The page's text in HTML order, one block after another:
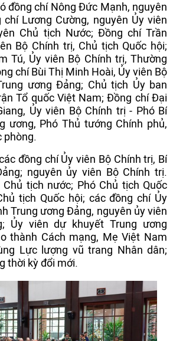
đồng chí Nông Đức Mạnh, nguyên
Lương Cường, nguyên Ủy viên
Chủ tịch Nước; Đồng chí Trần
Bộ Chính trị, Chủ tịch Quốc hội;
Tú, Ủy viên Bộ Chính trị, Thường
chí Bùi Thị Minh Hoài, Ủy viên Bộ
ương Đảng; Chủ tịch Ủy ban
Tổ quốc Việt Nam; Đồng chí Đại
Ủy viên Bộ Chính trị - Phó Bí
ương, Phó Thủ tướng Chính phủ,
phòng.
đồng chí Ủy viên Bộ Chính trị, Bí
nguyên ủy viên Bộ Chính trị.
tịch nước; Phó Chủ tịch Quốc
tịch Quốc hội; các đồng chí Ủy
Trung ương Đảng, nguyên ủy viên
Ủy viên dự khuyết Trung ương
thành Cách mạng, Mẹ Việt Nam
Lực lượng vũ trang Nhân dân;
thời kỳ đổi mới.